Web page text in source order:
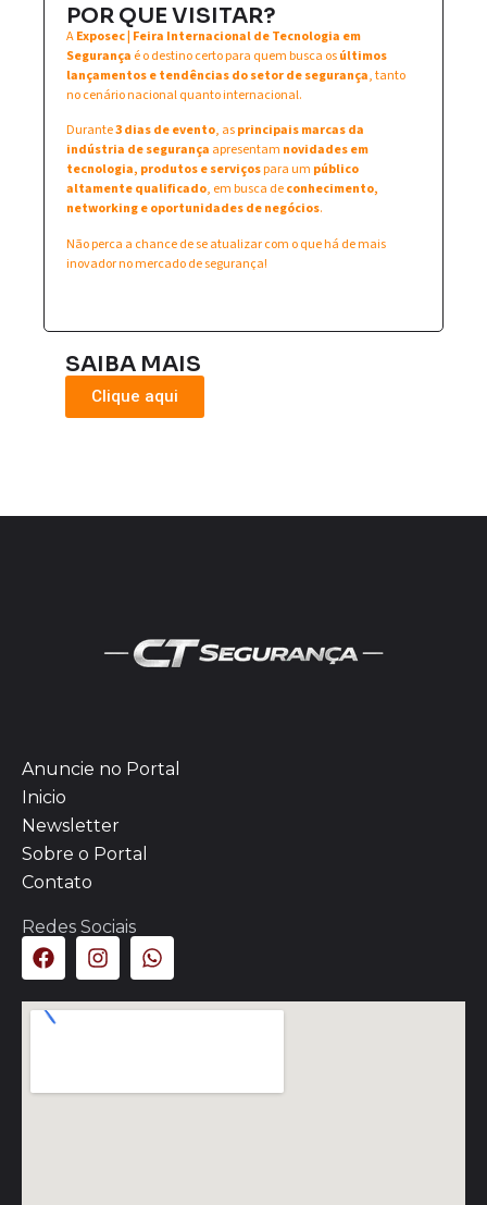
POR QUE VISITAR?
AExposec | Feira Internacional de Tecnologia em
Segurança é o destino certo para quem busca osúltimos
lançamentos e tendências do setor de segurança, tanto
no cenário nacional quanto internacional.
Durante3 dias de evento, asprincipais marcas da
indústria de segurança apresentam novidades em
tecnologia, produtos e serviçospara um público
altamente qualificado, em busca deconhecimento,
networking e oportunidades de negócios.
Não perca a chance de se atualizar com o que há de mais
inovador no mercado de segurança!
SAIBA MAIS
Clique aqui
Anuncie no Portal
Inicio
Newsletter
Sobre o Portal
Contato
Redes Sociais